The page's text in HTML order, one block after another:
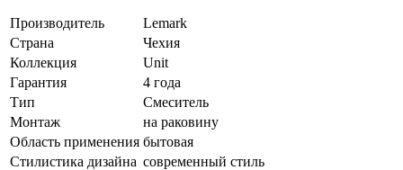
Производитель
Lemark
Страна
Чехия
Коллекция
Unit
Гарантия
4 года
Тип
Смеситель
Монтаж
на раковину
Область применения бытовая
Стилистика дизайна современный стиль